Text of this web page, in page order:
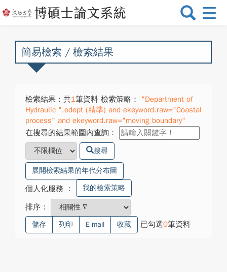
選
換
簡易檢索 / 檢索結果
檢索結果：共1筆資料 檢索策略：
"Department of
Hydraulic ".edept (精準) and ekeyword.raw="Coastal
process" and ekeyword.raw="moving boundary"
在搜尋的結果範圍內查詢：
搜尋
展開檢索結果的年代分布圖
個人化服務 ： 我的檢索策略
排序：
儲存 列印 E-mail 收藏 已勾選0筆資料